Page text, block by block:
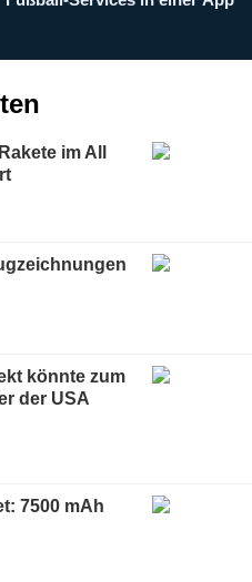
im All
könnte zum
der USA
7500 mAh